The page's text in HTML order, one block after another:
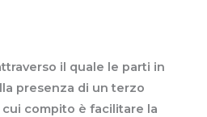
il quale le parti in
presenza di un terzo
compito è facilitare la